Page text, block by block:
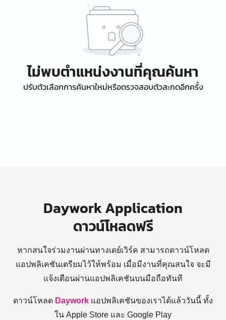
ไม่พบตำแหน่งงานที่คุณค้นหา
ปรับตัวเลือกการค้นหาใหม่หรือตรวจสอบตัวสะกดอีกครั้ง
Daywork Application
ดาวน์โหลดฟรี
หากสนใจร่วมงานผ่านทางเดย์เวิร์ค สามารถดาวน์โหลด
แอปพลิเคชันเตรียมไว้ให้พร้อม เมื่อมีงานที่คุณสนใจ จะมี
แจ้งเตือนผ่านแอปพลิเคชันบนมือถือทันที
ดาวน์โหลด Daywork แอปพลิเคชันของเราได้แล้ววันนี้ ทั้ง
ใน Apple Store และ Google Play